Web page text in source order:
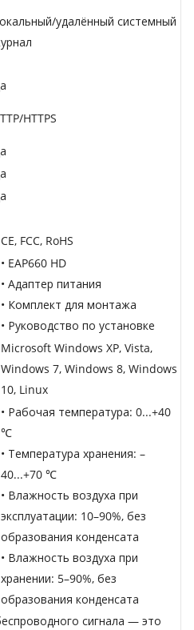
удалённый системный
HTTPS
CE, FCC, RoHS
• EAP660 HD
• Адаптер питания
• Комплект для монтажа
• Руководство по установке
Microsoft Windows XP, Vista,
Windows 7, Windows 8, Windows
10, Linux
• Рабочая температура: 0...+40
℃
• Температура хранения: –
40...+70 ℃
• Влажность воздуха при
эксплуатации: 10–90%, без
образования конденсата
• Влажность воздуха при
хранении: 5–90%, без
образования конденсата
сигнала — это